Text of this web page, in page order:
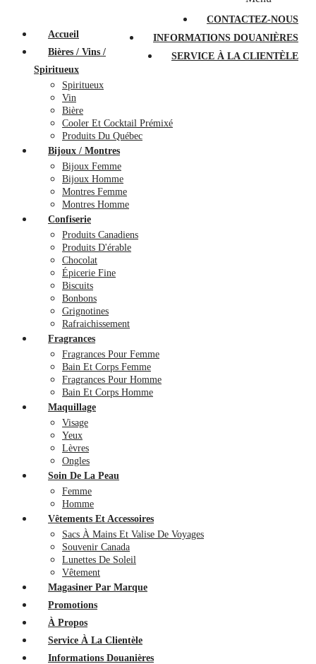
CONTACTEZ-NOUS
INFORMATIONS DOUANIÈRES
SERVICE À LA CLIENTÈLE
Accueil
Bières / Vins /
Spiritueux
Spiritueux
Vin
Bière
Cooler Et Cocktail Prémixé
Produits Du Québec
Bijoux / Montres
Bijoux Femme
Bijoux Homme
Montres Femme
Montres Homme
Confiserie
Produits Canadiens
Produits D'érable
Chocolat
Épicerie Fine
Biscuits
Bonbons
Grignotines
Rafraichissement
Fragrances
Fragrances Pour Femme
Bain Et Corps Femme
Fragrances Pour Homme
Bain Et Corps Homme
Maquillage
Visage
Yeux
Lèvres
Ongles
Soin De La Peau
Femme
Homme
Vêtements Et Accessoires
Sacs À Mains Et Valise De Voyages
Souvenir Canada
Lunettes De Soleil
Vêtement
Magasiner Par Marque
Promotions
À Propos
Service À La Clientèle
Informations Douanières